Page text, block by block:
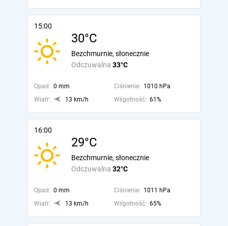
15:00
30°C
Odczuwalna 33°C
Bezchmurnie, słonecznie
Opad: 0 mm Ciśnienie: 1010 hPa
Wiatr:
13 km/h Wilgotność: 61%
16:00
29°C
Odczuwalna 32°C
Bezchmurnie, słonecznie
Opad: 0 mm Ciśnienie: 1011 hPa
Wiatr:
13 km/h Wilgotność: 65%